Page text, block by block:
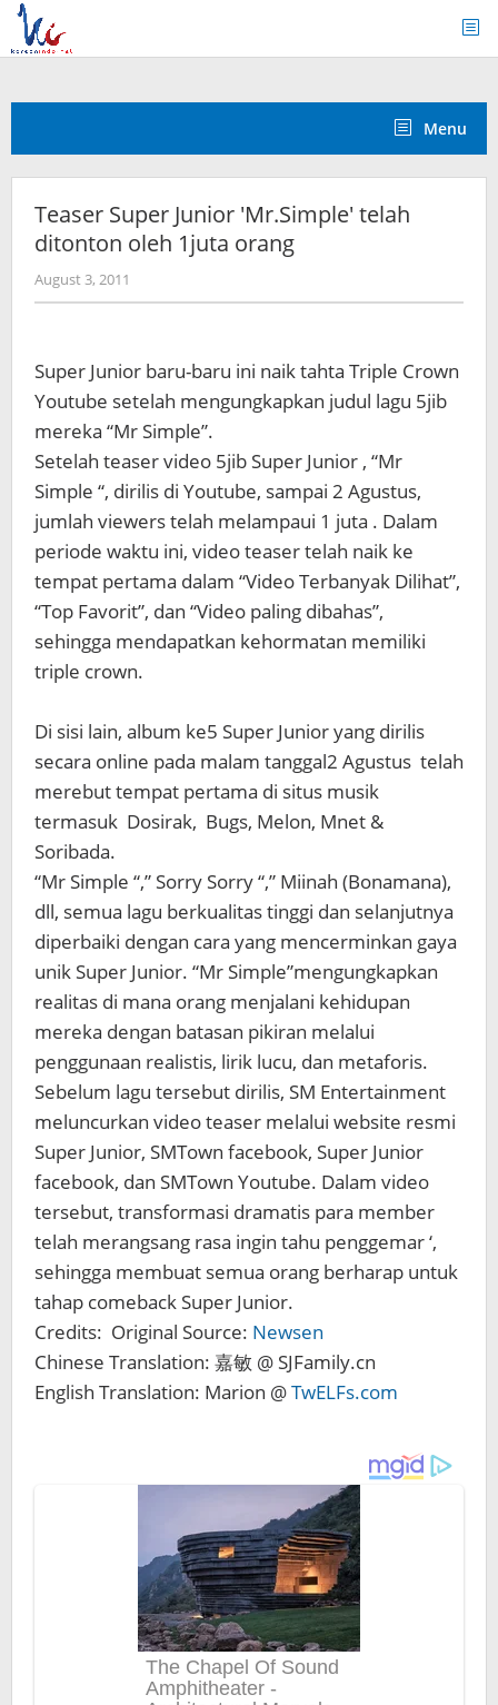
Skip
content
Menu
Teaser Super Junior 'Mr.Simple' telah
ditonton oleh 1juta orang
August 3, 2011
Koreanindo
Super Junior baru-baru ini naik tahta Triple Crown
Youtube setelah mengungkapkan judul lagu 5jib
mereka “Mr Simple”.
Setelah teaser video 5jib Super Junior , “Mr
Simple “, dirilis di Youtube, sampai 2 Agustus,
jumlah viewers telah melampaui 1 juta . Dalam
periode waktu ini, video teaser telah naik ke
tempat pertama dalam “Video Terbanyak Dilihat”,
“Top Favorit”, dan “Video paling dibahas”,
sehingga mendapatkan kehormatan memiliki
triple crown.
Di sisi lain, album ke5 Super Junior yang dirilis
secara online pada malam tanggal2 Agustus telah
merebut tempat pertama di situs musik
termasuk Dosirak, Bugs, Melon, Mnet &
Soribada.
“Mr Simple “,” Sorry Sorry “,” Miinah (Bonamana),
dll, semua lagu berkualitas tinggi dan selanjutnya
diperbaiki dengan cara yang mencerminkan gaya
unik Super Junior. “Mr Simple”mengungkapkan
realitas di mana orang menjalani kehidupan
mereka dengan batasan pikiran melalui
penggunaan realistis, lirik lucu, dan metaforis.
Sebelum lagu tersebut dirilis, SM Entertainment
meluncurkan video teaser melalui website resmi
Super Junior, SMTown facebook, Super Junior
facebook, dan SMTown Youtube. Dalam video
tersebut, transformasi dramatis para member
telah merangsang rasa ingin tahu penggemar ‘,
sehingga membuat semua orang berharap untuk
tahap comeback Super Junior.
Credits: Original Source: Newsen
Chinese Translation: 嘉敏 @ SJFamily.cn
English Translation: Marion @TwELFs.com